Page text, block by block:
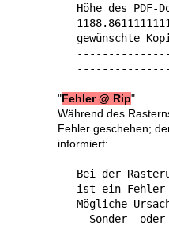
Höhe des PDF-
gewünschte
"Fehler @ Rip"
Während des
Fehler geschehen;
informiert:
Bei der
ist ein Fehler
Mögliche
- Sonder- oder